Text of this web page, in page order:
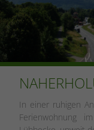
VERFÜGBARKEIT
LAGE/REGION
LINKS
ANFAHRT
KONTAKT
In einer ruhigen
Ferienwohnung